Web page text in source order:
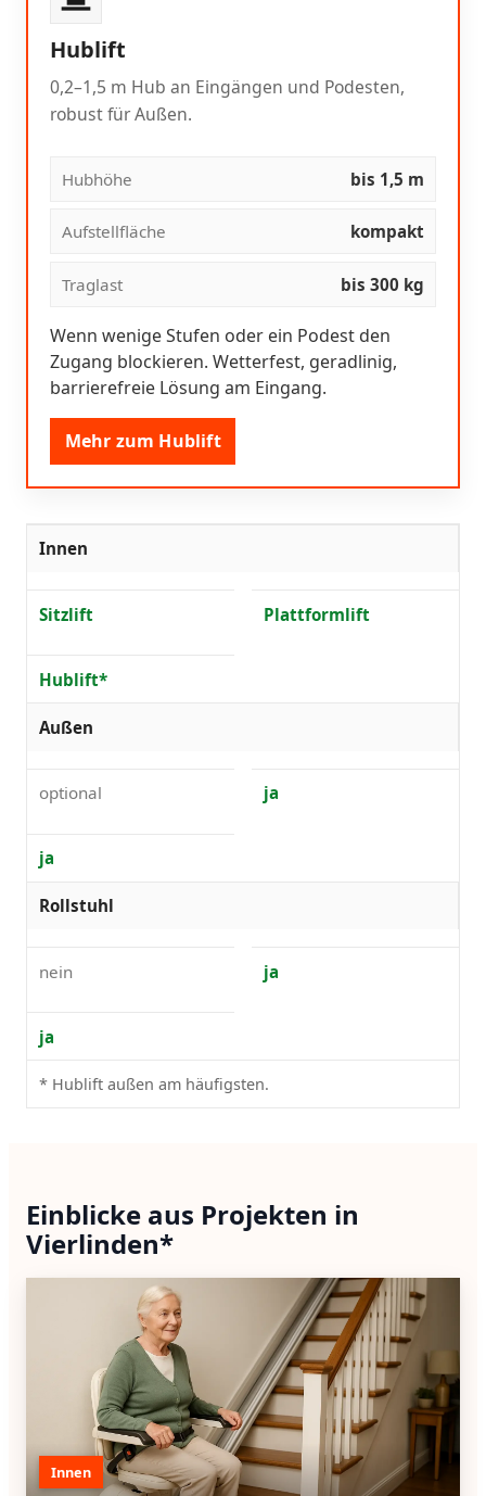
Hublift
0,2–1,5 m Hub an Eingängen und Podesten,
robust für Außen.
Hubhöhe bis 1,5 m
Aufstellfläche kompakt
Traglast bis 300 kg
Wenn wenige Stufen oder ein Podest den
Zugang blockieren. Wetterfest, geradlinig,
barrierefreie Lösung am Eingang.
Mehr zum Hublift
Innen
Sitzlift Plattformlift
Hublift*
Außen
optional ja
ja
Rollstuhl
nein ja
ja
* Hublift außen am häufigsten.
Einblicke aus Projekten in
Vierlinden*
Innen